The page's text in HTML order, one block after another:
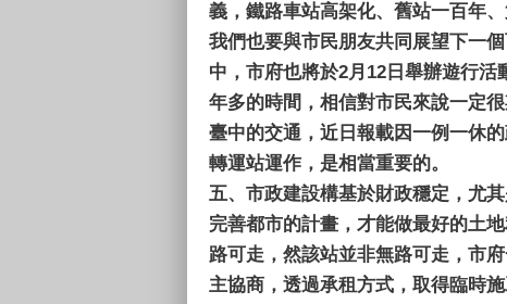
義，鐵路車站高架化、舊站一百年
我們也要與市民朋友共同展望下一
中，市府也將於2月12日舉辦遊行
年多的時間，相信對市民來說一定
臺中的交通，近日報載因一例一休
轉運站運作，是相當重要的。
五、 市政建設構基於財政穩定，尤
完善都市的計畫，才能做最好的土
路可走，然該站並非無路可走，市
主協商，透過承租方式，取得臨時